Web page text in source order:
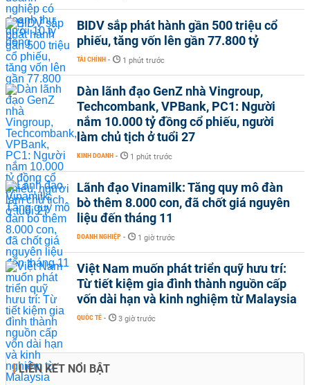
BIDV sắp phát hành gần 500 triệu cổ
phiếu, tăng vốn lên gần 77.800 tỷ
TÀI CHÍNH - 1 phút trước
Dàn lãnh đạo GenZ nhà Vingroup,
Techcombank, VPBank, PC1: Người
nắm 10.000 tỷ đồng cổ phiếu, người
làm chủ tịch ở tuổi 27
KINH DOANH - 1 phút trước
Lãnh đạo Vinamilk: Tăng quy mô đàn
bò thêm 8.000 con, đã chốt giá nguyên
liệu đến tháng 11
DOANH NGHIỆP - 1 giờ trước
Việt Nam muốn phát triển quỹ hưu trí:
Từ tiết kiệm gia đình thành nguồn cấp
vốn dài hạn và kinh nghiệm từ Malaysia
QUỐC TẾ - 3 giờ trước
LIÊN KẾT NỔI BẬT